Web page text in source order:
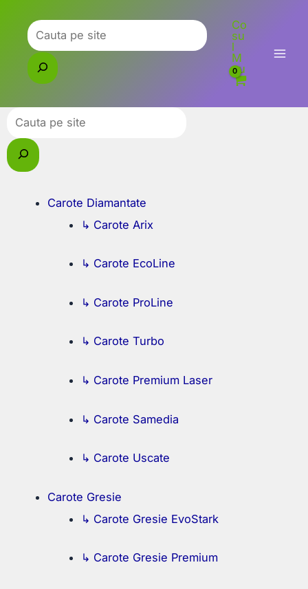
content
Caută
Co
su
l
M
eu
Caută
Carote Diamantate
↳ Carote Arix
↳ Carote EcoLine
↳ Carote ProLine
↳ Carote Turbo
↳ Carote Premium Laser
↳ Carote Samedia
↳ Carote Uscate
Carote Gresie
↳ Carote Gresie EvoStark
↳ Carote Gresie Premium